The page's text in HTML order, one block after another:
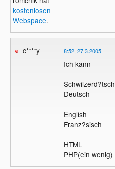
kostenlosen
Webspace.
c****y 8:52, 27.3.2005
Ich kann
Schwiizerd?tsch
Deutsch
English
Franz?sisch
HTML
PHP(ein wenig)